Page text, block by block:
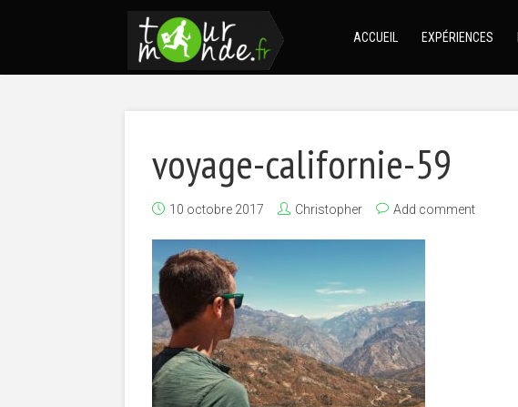
ACCUEIL EXPÉRIENCES
voyage-californie-59
10 octobre 2017 Christopher Add comment